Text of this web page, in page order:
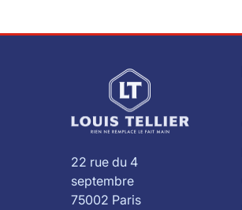
22 rue du 4
septembre
75002 Paris